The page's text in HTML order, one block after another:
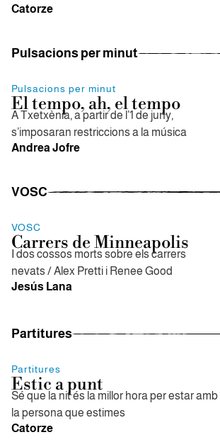
Catorze
Pulsacions per minut
Pulsacions per minut
El tempo, ah, el tempo
A Txetxènia, a partir de l’1 de juny,
s’imposaran restriccions a la música
Andrea Jofre
VOSC
VOSC
Carrers de Minneapolis
I dos cossos morts sobre els carrers
nevats / Alex Pretti i Renee Good
Jesús Lana
Partitures
Partitures
Estic a punt
Sé que la nit és la millor hora per estar amb
la persona que estimes
Catorze